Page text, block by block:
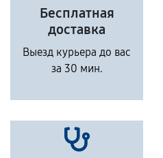
Бесплатная
доставка
Выезд курьера до вас
за 30 мин.